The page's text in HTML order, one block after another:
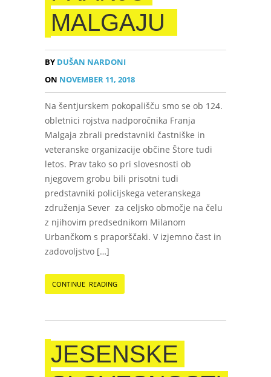
MALGAJU
BY DUŠAN NARDONI
ON NOVEMBER 11, 2018
Na šentjurskem pokopališču smo se ob 124.
obletnici rojstva nadporočnika Franja
Malgaja zbrali predstavniki častniške in
veteranske organizacije občine Štore tudi
letos. Prav tako so pri slovesnosti ob
njegovem grobu bili prisotni tudi
predstavniki policijskega veteranskega
združenja Sever za celjsko območje na čelu
z njihovim predsednikom Milanom
Urbančkom s praporščaki. V izjemno čast in
zadovoljstvo […]
CONTINUE READING
JESENSKE